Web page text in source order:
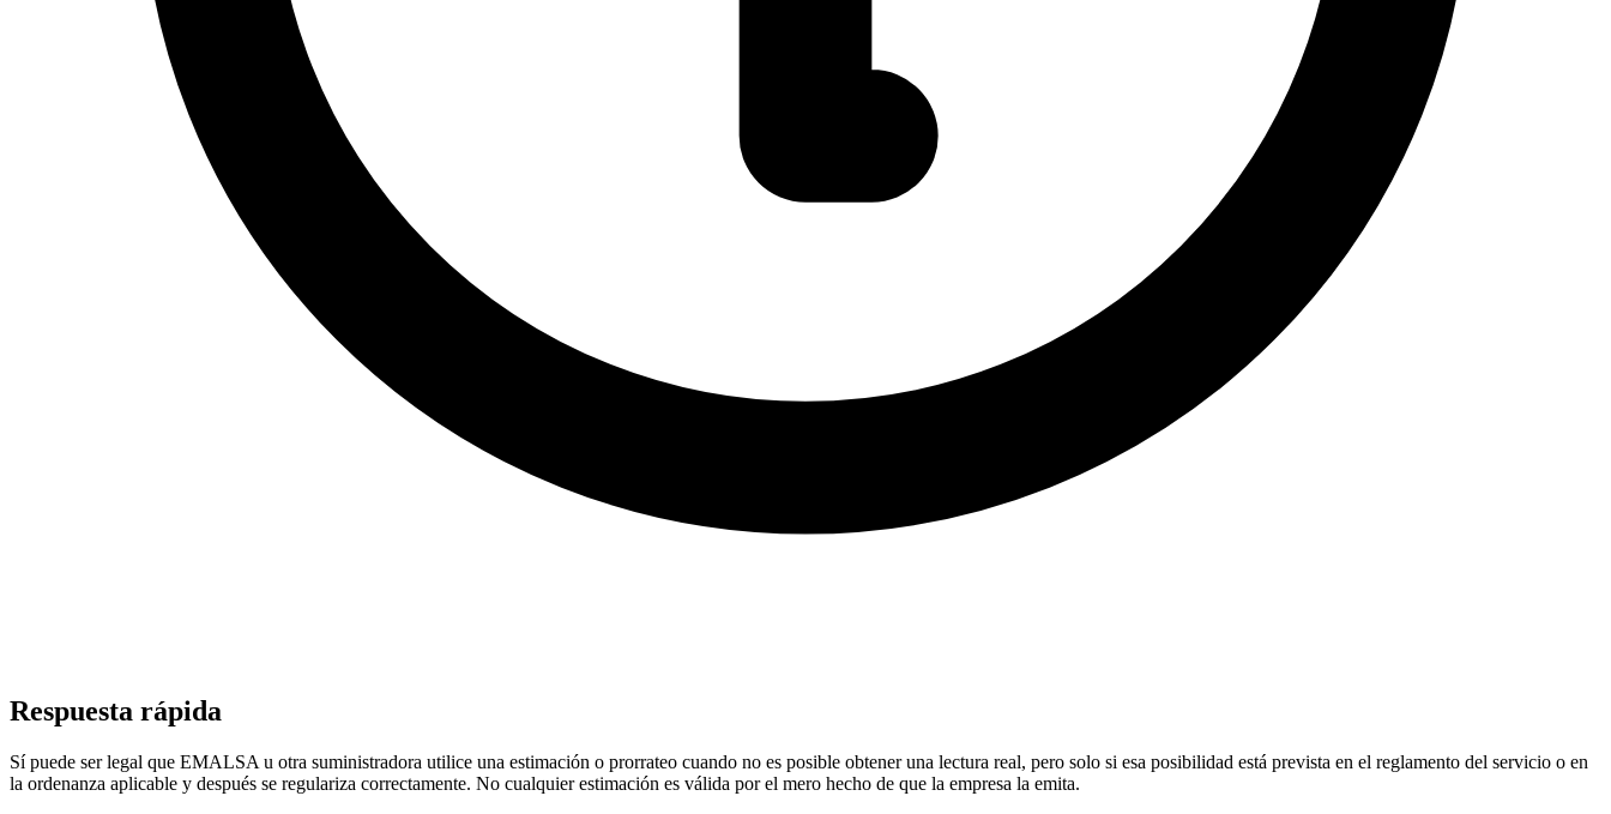
Respuesta rápida
Sí puede ser legal que EMALSA u otra suministradora utilice una estimación o prorrateo cuando no es posible obtener una lectura real, pero solo si esa posibilidad está prevista en el reglamento del servicio o en
la ordenanza aplicable y después se regulariza correctamente. No cualquier estimación es válida por el mero hecho de que la empresa la emita.